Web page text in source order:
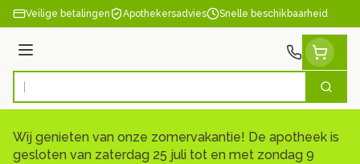
Ga naar de inhoud
Veilige betalingen Apothekersadvies Snelle beschikbaarheid
Menu
Product, merk, categorie... Zoek
Wij genieten van onze zomervakantie! De apotheek is
gesloten van zaterdag 25 juli tot en met zondag 9